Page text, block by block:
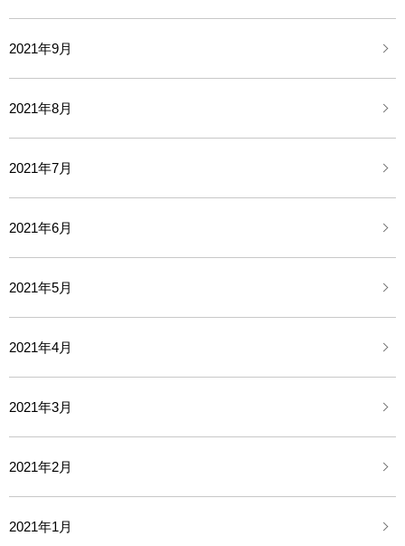
2021年9月
2021年8月
2021年7月
2021年6月
2021年5月
2021年4月
2021年3月
2021年2月
2021年1月